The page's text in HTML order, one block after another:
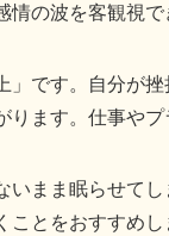
情の波を客観視
」です。自分が
ります。仕事や
いまま眠らせて
とをおすすめし